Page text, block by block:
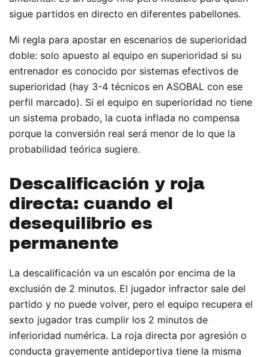
sigue partidos en directo en diferentes pabellones.
Mi regla para apostar en escenarios de superioridad
doble: solo apuesto al equipo en superioridad si su
entrenador es conocido por sistemas efectivos de
superioridad (hay 3-4 técnicos en ASOBAL con ese
perfil marcado). Si el equipo en superioridad no tiene
un sistema probado, la cuota inflada no compensa
porque la conversión real será menor de lo que la
probabilidad teórica sugiere.
Descalificación y roja
directa: cuando el
desequilibrio es
permanente
La descalificación va un escalón por encima de la
exclusión de 2 minutos. El jugador infractor sale del
partido y no puede volver, pero el equipo recupera el
sexto jugador tras cumplir los 2 minutos de
inferioridad numérica. La roja directa por agresión o
conducta gravemente antideportiva tiene la misma